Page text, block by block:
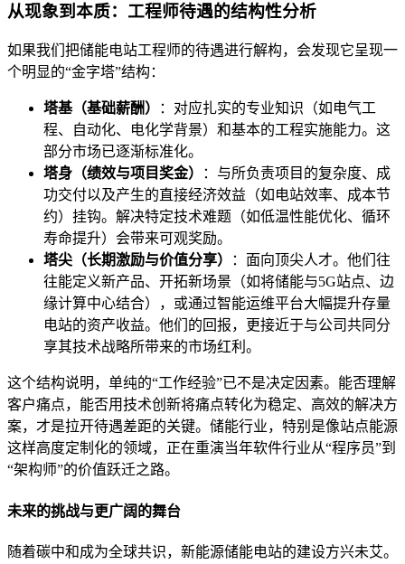
从现象到本质：工程师待遇的结构性分析
如果我们把储能电站工程师的待遇进行解构，会发现它呈现一
个明显的“金字塔”结构：
塔基（基础薪酬）
：对应扎实的专业知识（如电气工
程、自动化、电化学背景）和基本的工程实施能力。这
部分市场已逐渐标准化。
塔身（绩效与项目奖金）
：与所负责项目的复杂度、成
功交付以及产生的直接经济效益（如电站效率、成本节
约）挂钩。解决特定技术难题（如低温性能优化、循环
寿命提升）会带来可观奖励。
塔尖（长期激励与价值分享）
：面向顶尖人才。他们往
往能定义新产品、开拓新场景（如将储能与5G站点、边
缘计算中心结合），或通过智能运维平台大幅提升存量
电站的资产收益。他们的回报，更接近于与公司共同分
享其技术战略所带来的市场红利。
这个结构说明，单纯的“工作经验”已不是决定因素。能否理解
客户痛点，能否用技术创新将痛点转化为稳定、高效的解决方
案，才是拉开待遇差距的关键。储能行业，特别是像站点能源
这样高度定制化的领域，正在重演当年软件行业从“程序员”到
“架构师”的价值跃迁之路。
未来的挑战与更广阔的舞台
随着碳中和成为全球共识，新能源储能电站的建设方兴未艾。